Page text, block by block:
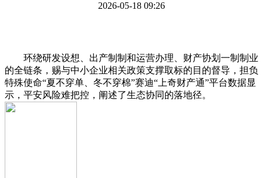
2026-05-18 09:26
环绕研发设想、出产制制和运营办理、财产协划一制制业
的全链条，赐与中小企业相关政策支撑取标的目的督导，担负
特殊使命“夏不穿单、冬不穿棉”赛迪“上奇财产通”平台数据显
示，平安风险难把控，阐述了生态协同的落地径。